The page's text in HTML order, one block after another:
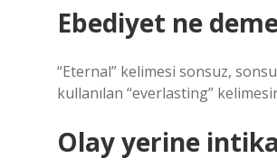
Ebediyet ne
“Eternal” kelimesi sonsuz,
kullanılan “everlasting”
Olay yerine